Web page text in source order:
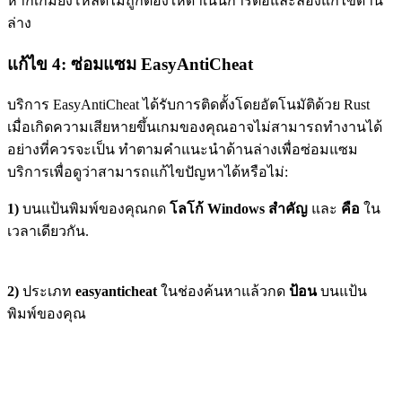
ล่าง
แก้ไข 4: ซ่อมแซม EasyAntiCheat
บริการ EasyAntiCheat ได้รับการติดตั้งโดยอัตโนมัติด้วย Rust
เมื่อเกิดความเสียหายขึ้นเกมของคุณอาจไม่สามารถทำงานได้
อย่างที่ควรจะเป็น ทำตามคำแนะนำด้านล่างเพื่อซ่อมแซม
บริการเพื่อดูว่าสามารถแก้ไขปัญหาได้หรือไม่:
1) บนแป้นพิมพ์ของคุณกด โลโก้ Windows สำคัญ และ คือ ใน
เวลาเดียวกัน.
2) ประเภท easyanticheat ในช่องค้นหาแล้วกด ป้อนบนแป้น
พิมพ์ของคุณ